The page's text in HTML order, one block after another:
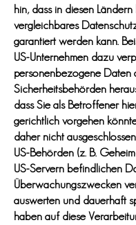
hin, dass in diesen
vergleichbares
garantiert werden kann.
US-Unternehmen dazu
personenbezogene Daten
Sicherheitsbehörden
dass Sie als Betroffener
gerichtlich vorgehen
daher nicht
US-Behörden (z. B.
US-Servern befindlichen
Überwachungszwecken
auswerten und dauerhaft
haben auf diese